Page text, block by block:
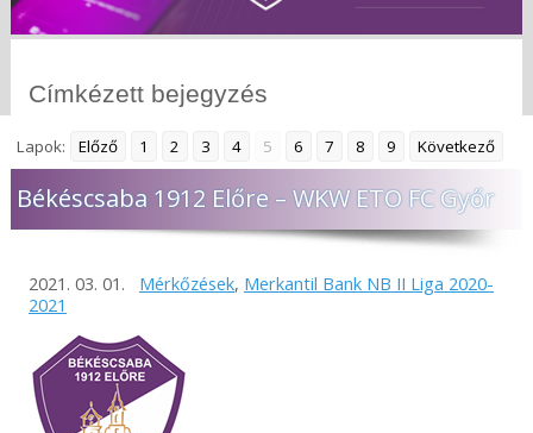
Címkézett bejegyzés
Lapok: Előző 1 2 3 4 5 6 7 8 9 Következő
Békéscsaba 1912 Előre – WKW ETO FC Győr
2021. 03. 01. Mérkőzések, Merkantil Bank NB II Liga 2020-
2021